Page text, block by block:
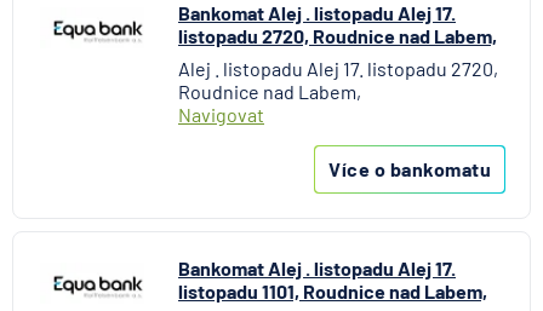
Bankomat Alej . listopadu Alej 17.
listopadu 2720, Roudnice nad Labem,
Alej . listopadu Alej 17. listopadu 2720,
Roudnice nad Labem,
Navigovat
Více o bankomatu
Bankomat Alej . listopadu Alej 17.
listopadu 1101, Roudnice nad Labem,